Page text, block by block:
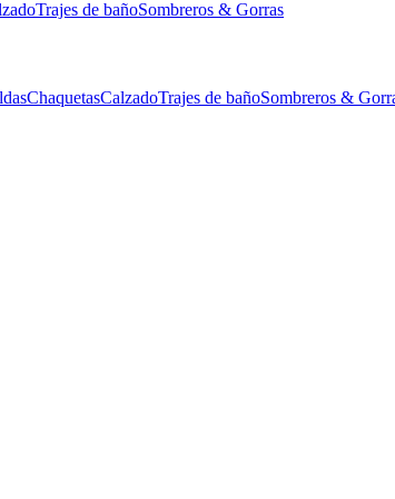
Trajes de bañoSombreros & Gorras
ChaquetasCalzadoTrajes de bañoSombreros &